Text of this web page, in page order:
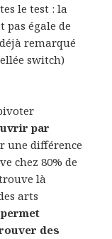
le test : la
pas égale de
remarqué
switch)
par
une différence
chez 80% de
là
arts
des